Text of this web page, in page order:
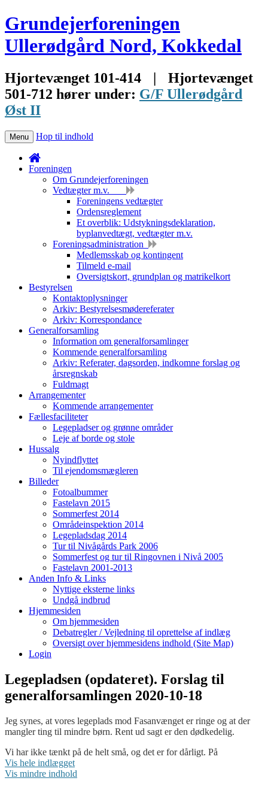
Grundejerforeningen
Ullerødgård Nord, Kokkedal
Hjortevænget 101-414 |
Hjortevænget
501-712 hører under: G/F Ullerødgård
Øst II
Menu Hop til indhold
Foreningen
Om Grundejerforeningen
Vedtægter m.v.
Foreningens vedtægter
Ordensreglement
Et overblik: Udstykningsdeklaration,
byplanvedtægt, vedtægter m.v.
Foreningsadministration
Medlemsskab og kontingent
Tilmeld e-mail
Oversigtskort, grundplan og matrikelkort
Bestyrelsen
Kontaktoplysninger
Arkiv: Bestyrelsesmødereferater
Arkiv: Korrespondance
Generalforsamling
Information om generalforsamlinger
Kommende generalforsamling
Arkiv: Referater, dagsorden, indkomne forslag og
årsregnskab
Fuldmagt
Arrangementer
Kommende arrangementer
Fællesfaciliteter
Legepladser og grønne områder
Leje af borde og stole
Hussalg
Nyindflyttet
Til ejendomsmægleren
Billeder
Fotoalbummer
Fastelavn 2015
Sommerfest 2014
Områdeinspektion 2014
Legepladsdag 2014
Tur til Nivågårds Park 2006
Sommerfest og tur til Ringovnen i Nivå 2005
Fastelavn 2001-2013
Anden Info & Links
Nyttige eksterne links
Undgå indbrud
Hjemmesiden
Om hjemmesiden
Debatregler / Vejledning til oprettelse af indlæg
Oversigt over hjemmesidens indhold (Site Map)
Login
Legepladsen (opdateret). Forslag til
generalforsamlingen 2020-10-18
Jeg synes, at vores legeplads mod Fasanvænget er ringe og at der
mangler ting til mindre børn. Rent ud sagt er den dødkedelig.
Vi har ikke tænkt på de helt små, og det er for dårligt. På
legepladsen mod Fasanvænget er der kun et klatretræ for større børn
og voksne.
Vis hele indlægget
Vis mindre indhold